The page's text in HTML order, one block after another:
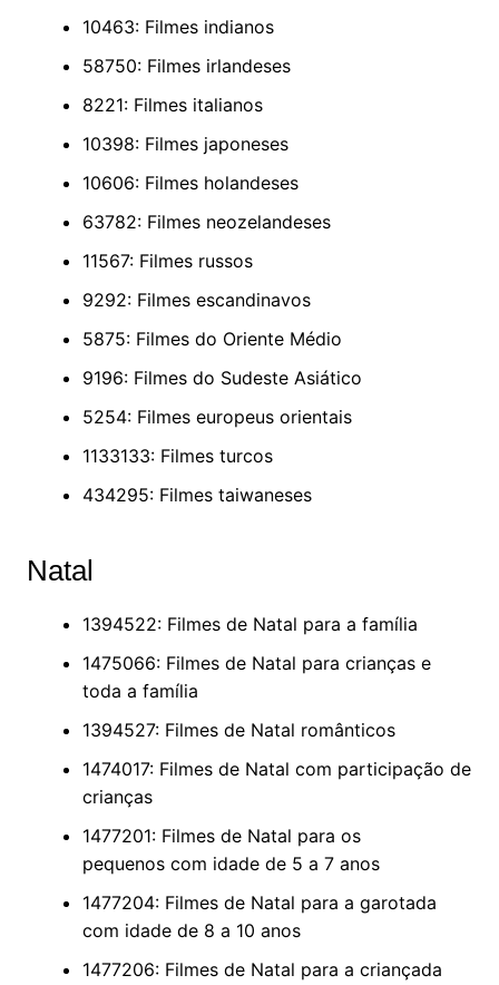
10463: Filmes indianos
58750: Filmes irlandeses
8221: Filmes italianos
10398: Filmes japoneses
10606: Filmes holandeses
63782: Filmes neozelandeses
11567: Filmes russos
9292: Filmes escandinavos
5875: Filmes do Oriente Médio
9196: Filmes do Sudeste Asiático
5254: Filmes europeus orientais
1133133: Filmes turcos
434295: Filmes taiwaneses
Natal
1394522: Filmes de Natal para a família
1475066: Filmes de Natal para crianças e
toda a família
1394527: Filmes de Natal românticos
1474017: Filmes de Natal com participação de
crianças
1477201: Filmes de Natal para os
pequenos com idade de 5 a 7 anos
1477204: Filmes de Natal para a garotada
com idade de 8 a 10 anos
1477206: Filmes de Natal para a criançada